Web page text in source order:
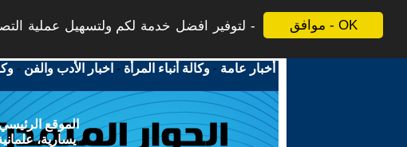
موافق - OK
لتوفير افضل خدمة لكم ولتسهيل عملية
أخبار عامة -وكالة أنباء المرأة - اخبار الأدب والفن -
الموقع
يسارية،